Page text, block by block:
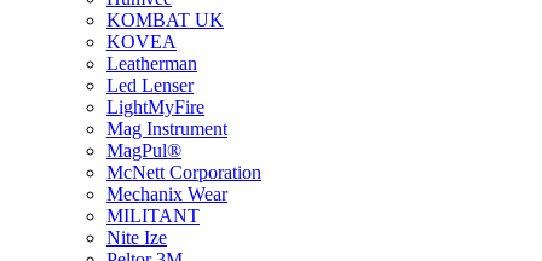
KOMBAT UK
KOVEA
Leatherman
Led Lenser
LightMyFire
Mag Instrument
MagPul®
McNett Corporation
Mechanix Wear
MILITANT
Nite Ize